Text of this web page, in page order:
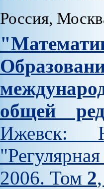
Россия,
общей
Ижевск:
2006. Том 2